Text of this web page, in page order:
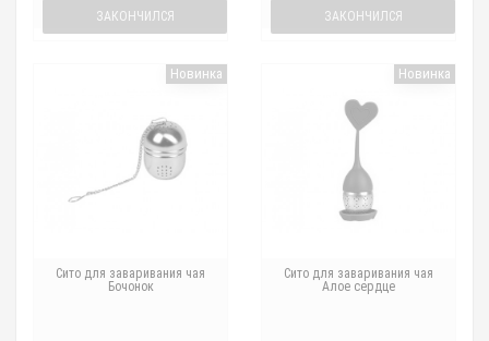
ЗАКОНЧИЛСЯ ЗАКОНЧИЛСЯ
Новинка
Сито для заваривания чая
Бочонок
Новинка
Сито для заваривания чая
Алое сердце